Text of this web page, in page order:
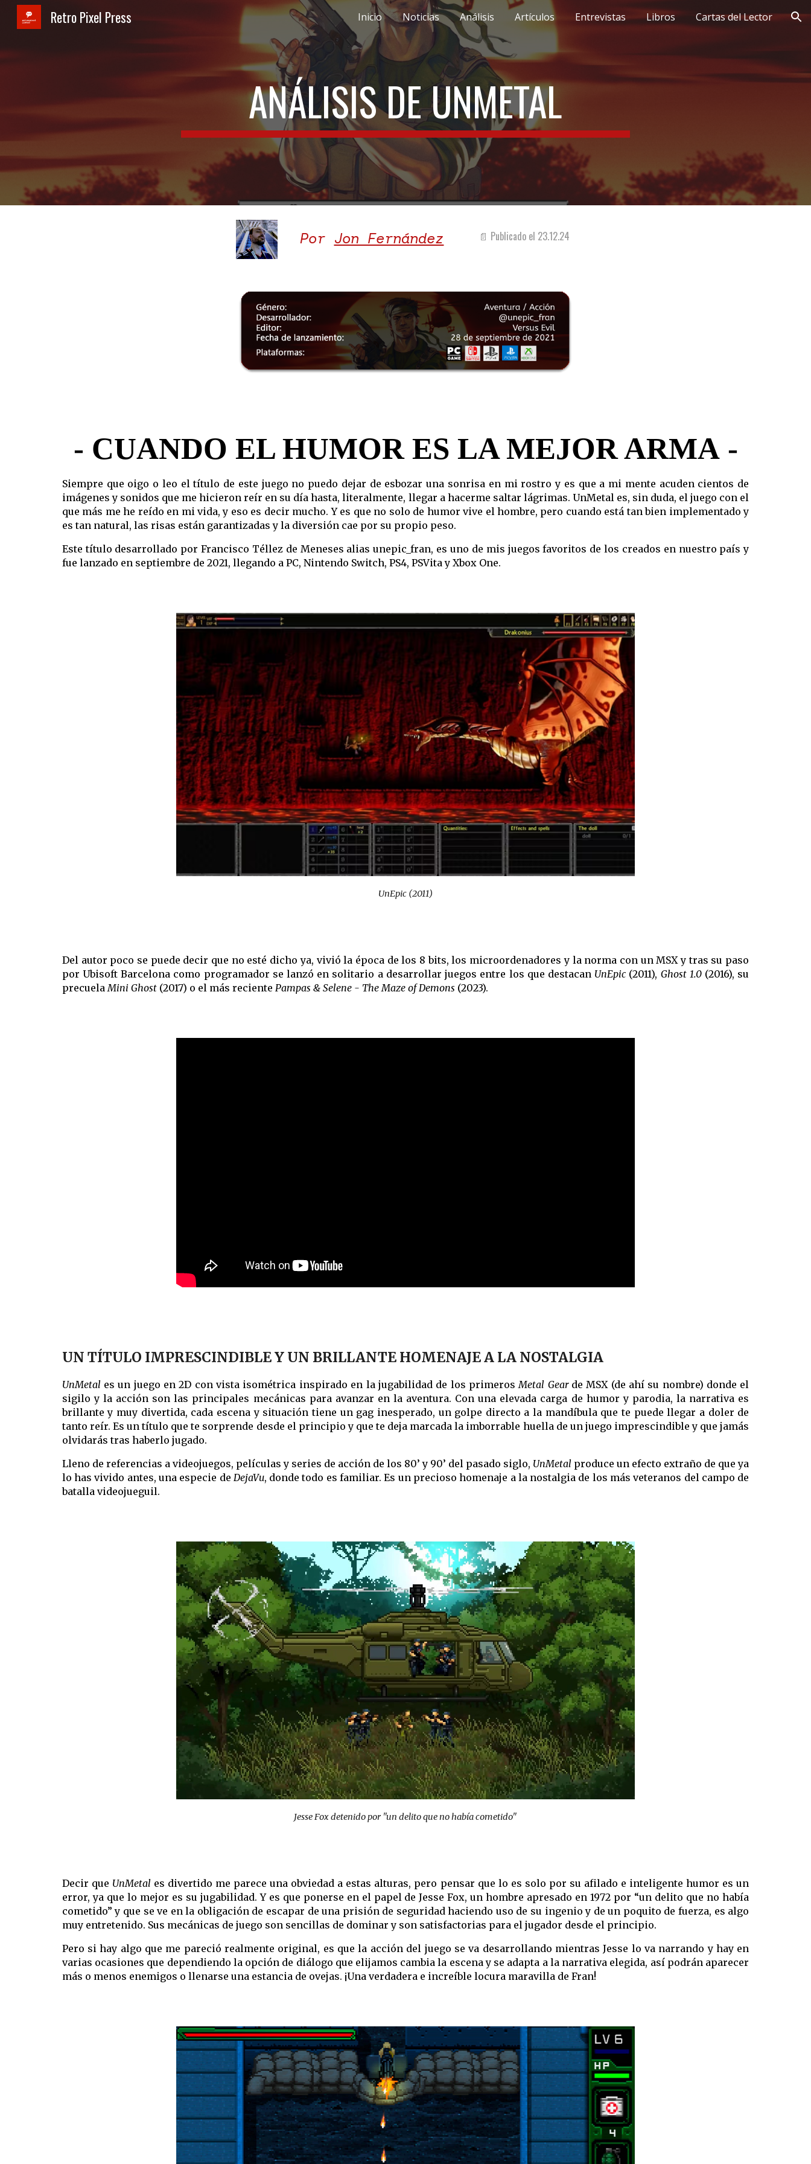
Skip to main content Skip to navigation
Retro Pixel Press Inicio Noticias Análisis Artículos Entrevistas Libros Cartas del Lector
ANÁLISIS DEUNMETAL
Por Jon Fernández 📄 Publicado el 23.12.24
- CUANDO EL HUMOR ES LA MEJOR ARMA-
Siempre que oigo o leo el título de este juego no puedo dejar de esbozar una sonrisa en mi rostro y es que a mi mente acuden cientos de
imágenes y sonidos que me hicieron reír en su día hasta, literalmente, llegar a hacerme saltar lágrimas. UnMetal es, sin duda, el juego con el
que más me he reído en mi vida, y eso es decir mucho. Y es que no solo de humor vive el hombre, pero cuando está tan bien implementado y
es tan natural, las risas están garantizadas y la diversión cae por su propio peso.
Este título desarrollado por Francisco Téllez de Meneses alias unepic_fran, es uno de mis juegos favoritos de los creados en nuestro país y
fue lanzado en septiembre de 2021, llegando a PC, Nintendo Switch, PS4, PSVita y Xbox One.
UnEpic(2011)
Del autor poco se puede decir que no esté dicho ya, vivió la época de los 8 bits, los microordenadores y la norma con un MSX y tras su paso
por Ubisoft Barcelona como programador se lanzó en solitario a desarrollar juegos entre los que destacan UnEpic (2011), Ghost 1.0(2016), su
precuelaMini Ghost(2017) o el más reciente Pampas & Selene - The Maze of Demons (2023).
UN TÍTULO IMPRESCINDIBLE Y UN BRILLANTE HOMENAJE A LA NOSTALGIA
UnMetal es un juego en 2D con vista isométrica inspirado en la jugabilidad de los primerosMetal Gearde MSX (de ahí su nombre) donde el
sigilo y la acción son las principales mecánicas para avanzar en la aventura. Con una elevada carga de humor y parodia, la narrativa es
brillante y muy divertida, cada escena y situación tiene un gag inesperado, un golpe directo a la mandíbula que te puede llegar a doler de
tanto reír. Es un título que te sorprende desde el principio y que te deja marcada la imborrable huella de un juego imprescindible y que jamás
olvidarás tras haberlo jugado.
Lleno de referencias a videojuegos, películas y series de acción de los 80’ y 90’ del pasado siglo, UnMetal produce un efecto extraño de que ya
lo has vivido antes, una especie de DejaVu, donde todo es familiar. Es un precioso homenaje a la nostalgia de los más veteranos del campo de
batalla videojueguil.
Jesse Fox detenido por "un delito que no había cometido"
Decir que UnMetal es divertido me parece una obviedad a estas alturas, pero pensar que lo es solo por su afilado e inteligente humor es un
error, ya que lo mejor es su jugabilidad. Y es que ponerse en el papel de Jesse Fox, un hombre apresado en 1972 por “un delito que no había
cometido” y que se ve en la obligación de escapar de una prisión de seguridad haciendo uso de su ingenio y de un poquito de fuerza, es algo
muy entretenido. Sus mecánicas de juego son sencillas de dominar y son satisfactorias para el jugador desde el principio.
Pero si hay algo que me pareció realmente original, es que la acción del juego se va desarrollando mientras Jesse lo va narrando y hay en
varias ocasiones que dependiendo la opción de diálogo que elijamos cambia la escena y se adapta a la narrativa elegida, así podrán aparecer
más o menos enemigos o llenarse una estancia de ovejas. ¡Una verdadera e increíble locura maravilla de Fran!